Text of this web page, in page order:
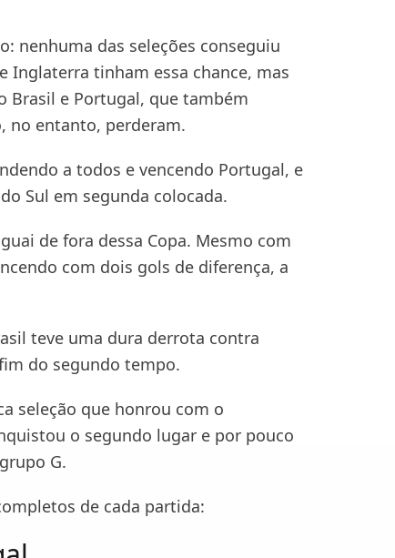
nenhuma das seleções conseguiu
Inglaterra tinham essa chance, mas
Brasil e Portugal, que também
no entanto, perderam.
a todos e vencendo Portugal, e
Sul em segunda colocada.
de fora dessa Copa. Mesmo com
com dois gols de diferença, a
teve uma dura derrota contra
do segundo tempo.
seleção que honrou com o
o segundo lugar e por pouco
G.
de cada partida: